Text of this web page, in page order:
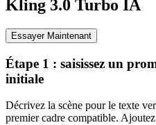
Kling 3.0 Turbo IA
Essayer Maintenant
Étape 1 : saisissez un
initiale
Décrivez la scène pour le texte
premier cadre compatible.